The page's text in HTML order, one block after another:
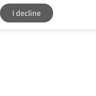
I decline